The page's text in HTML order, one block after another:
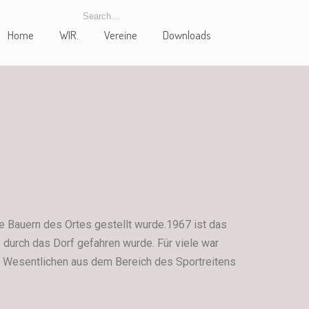
Home WIR. Vereine Downloads
Bauern des Ortes gestellt wurde.1967 ist das
das Dorf gefahren wurde. Für viele war
aus dem Bereich des Sportreitens